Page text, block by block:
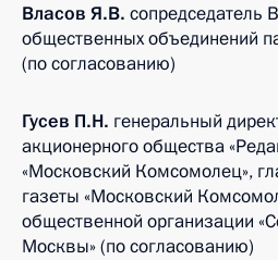
Власов Я.В. сопредседатель
общественных объединений
(по согласованию)
Гусев П.Н. генеральный
акционерного общества
«Московский Комсомолец»,
газеты «Московский
общественной организации
Москвы» (по согласованию)